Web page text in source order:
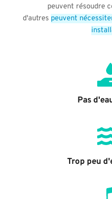
peuvent résoudre
d'autres peuvent
Pas
Trop peu